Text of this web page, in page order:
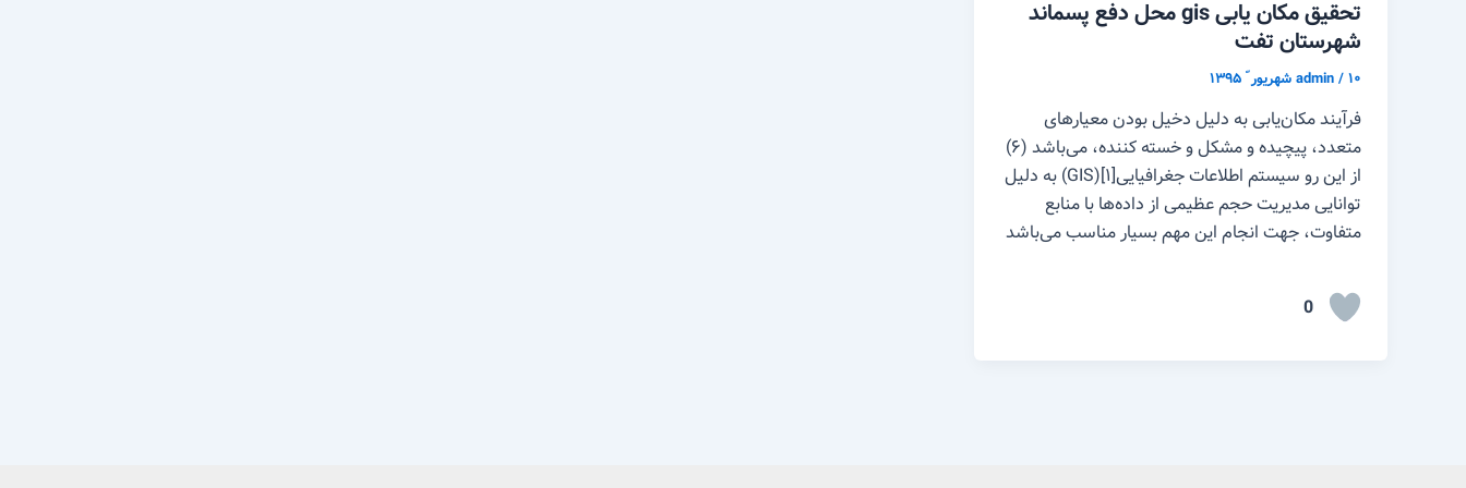
تحقیق مکان یابی gis محل دفع پسماند
شهرستان تفت
admin/۱۰ شهریور ّ ۱۳۹۵
فرآیند مکان‌یابی به دلیل دخیل بودن معیارهای
متعدد، پیچیده و مشکل و خسته کننده، می‌باشد (۶)
از این رو سیستم اطلاعات جغرافیایی[۱](GIS) به دلیل
توانایی مدیریت حجم عظیمی از داده‌ها با منابع
متفاوت، جهت انجام این مهم بسیار مناسب می‌باشد
0